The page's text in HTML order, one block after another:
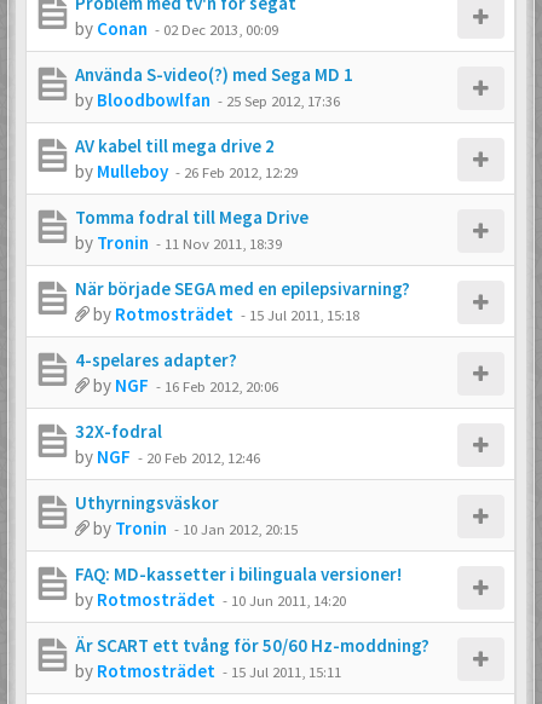
by Conan - 02 Dec 2013, 00:09
Använda S-video(?) med Sega MD 1
by Bloodbowlfan - 25 Sep 2012, 17:36
AV kabel till mega drive 2
by Mulleboy - 26 Feb 2012, 12:29
Tomma fodral till Mega Drive
by Tronin - 11 Nov 2011, 18:39
När började SEGA med en epilepsivarning?
by Rotmosträdet - 15 Jul 2011, 15:18
4-spelares adapter?
by NGF - 16 Feb 2012, 20:06
32X-fodral
by NGF - 20 Feb 2012, 12:46
Uthyrningsväskor
by Tronin - 10 Jan 2012, 20:15
FAQ: MD-kassetter i bilinguala versioner!
by Rotmosträdet - 10 Jun 2011, 14:20
Är SCART ett tvång för 50/60 Hz-moddning?
by Rotmosträdet - 15 Jul 2011, 15:11